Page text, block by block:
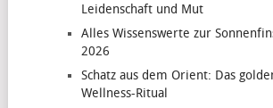
Leidenschaft und Mut
Alles Wissenswerte zur
2026
Schatz aus dem Orient: Das
Wellness-Ritual